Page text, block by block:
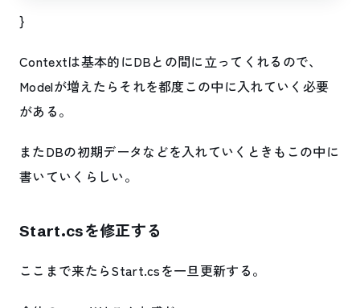
}
Contextは基本的にDBとの間に立ってくれるので、
Modelが増えたらそれを都度この中に入れていく必要
がある。
またDBの初期データなどを入れていくときもこの中に
書いていくらしい。
Start.csを修正する
ここまで来たらStart.csを一旦更新する。